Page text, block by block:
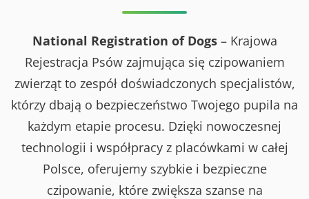
National Registration of Dogs– Krajowa
Rejestracja Psów zajmująca się czipowaniem
zwierząt to zespół doświadczonych specjalistów,
którzy dbają o bezpieczeństwo Twojego pupila na
każdym etapie procesu. Dzięki nowoczesnej
technologii i współpracy z placówkami w całej
Polsce, oferujemy szybkie i bezpieczne
czipowanie, które zwiększa szanse na